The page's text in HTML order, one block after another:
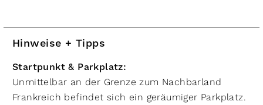
Hinweise + Tipps
Startpunkt & Parkplatz:
Unmittelbar an der Grenze zum Nachbarland
Frankreich befindet sich ein geräumiger Parkplatz.